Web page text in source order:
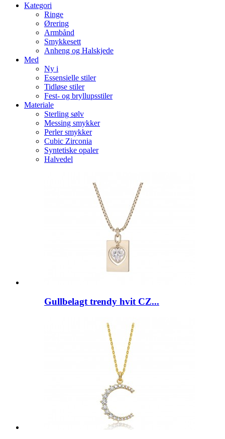
Kategori
Ringe
Ørering
Armbånd
Smykkesett
Anheng og Halskjede
Med
Ny i
Essensielle stiler
Tidløse stiler
Fest- og bryllupsstiler
Materiale
Sterling sølv
Messing smykker
Perler smykker
Cubic Zirconia
Syntetiske opaler
Halvedel
Gullbelagt trendy hvit CZ...